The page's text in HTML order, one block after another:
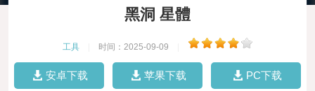
黑洞 星體
工具 时间：2025-09-09
安卓下载 苹果下载 PC下载